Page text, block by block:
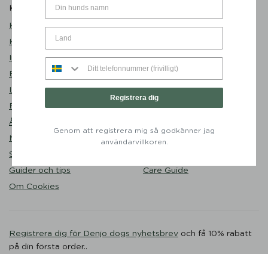
Kundservice
Kontakta oss
Köpvillkor
Integritetspolicy
Byten och returer
Leverans
FAQ
Återförsäljare
Nöjda kunder
Storleksguide
Guider och tips
Om Cookies
Om Denjo Dogs
Besök oss
Denjo Repair Shop
Second Paw
Blogg
Liveshopping
Care Guide
Registrera dig för Denjo dogs nyhetsbrev och få 10% rabatt
på din första order..
Registrera dig
Genom att registrera mig så godkänner jag
användarvillkoren.